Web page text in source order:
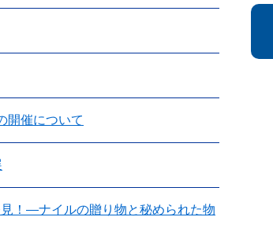
開催について
！―ナイルの贈り物と秘められた物